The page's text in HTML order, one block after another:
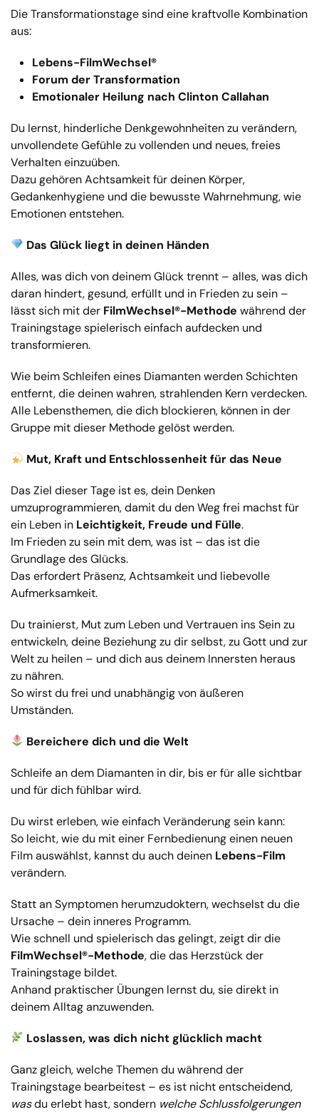
Die Transformationstage sind eine kraftvolle Kombination
aus:
Lebens-FilmWechsel®
Forum der Transformation
Emotionaler Heilung nach Clinton Callahan
Du lernst, hinderliche Denkgewohnheiten zu verändern,
unvollendete Gefühle zu vollenden und neues, freies
Verhalten einzuüben.
Dazu gehören Achtsamkeit für deinen Körper,
Gedankenhygiene und die bewusste Wahrnehmung, wie
Emotionen entstehen.
Das Glück liegt in deinen Händen
Alles, was dich von deinem Glück trennt – alles, was dich
daran hindert, gesund, erfüllt und in Frieden zu sein –
lässt sich mit der FilmWechsel®-Methode während der
Trainingstage spielerisch einfach aufdecken und
transformieren.
Wie beim Schleifen eines Diamanten werden Schichten
entfernt, die deinen wahren, strahlenden Kern verdecken.
Alle Lebensthemen, die dich blockieren, können in der
Gruppe mit dieser Methode gelöst werden.
Mut, Kraft und Entschlossenheit für das Neue
Das Ziel dieser Tage ist es, dein Denken
umzuprogrammieren, damit du den Weg frei machst für
ein Leben in Leichtigkeit, Freude und Fülle.
Im Frieden zu sein mit dem, was ist – das ist die
Grundlage des Glücks.
Das erfordert Präsenz, Achtsamkeit und liebevolle
Aufmerksamkeit.
Du trainierst, Mut zum Leben und Vertrauen ins Sein zu
entwickeln, deine Beziehung zu dir selbst, zu Gott und zur
Welt zu heilen – und dich aus deinem Innersten heraus
zu nähren.
So wirst du frei und unabhängig von äußeren
Umständen.
Bereichere dich und die Welt
Schleife an dem Diamanten in dir, bis er für alle sichtbar
und für dich fühlbar wird.
Du wirst erleben, wie einfach Veränderung sein kann:
So leicht, wie du mit einer Fernbedienung einen neuen
Film auswählst, kannst du auch deinen Lebens-Film
verändern.
Statt an Symptomen herumzudoktern, wechselst du die
Ursache – dein inneres Programm.
Wie schnell und spielerisch das gelingt, zeigt dir die
FilmWechsel®-Methode, die das Herzstück der
Trainingstage bildet.
Anhand praktischer Übungen lernst du, sie direkt in
deinem Alltag anzuwenden.
Loslassen, was dich nicht glücklich macht
Ganz gleich, welche Themen du während der
Trainingstage bearbeitest – es ist nicht entscheidend,
wasdu erlebt hast, sondern welche Schlussfolgerungen